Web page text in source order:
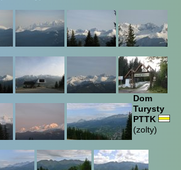
Dom
Turysty
PTTK
(zolty)